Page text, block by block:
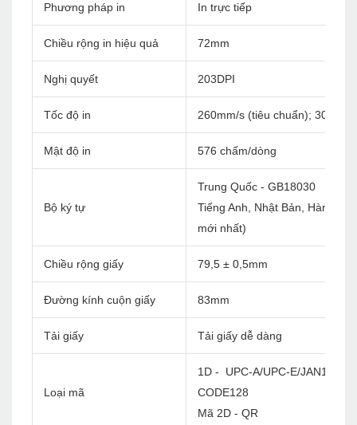
Phương pháp in In trực tiếp
Chiều rộng in hiệu quả 72mm
Nghị quyết 203DPI
Tốc độ in 260mm/s (tiêu chuẩn);
Mật độ in 576 chấm/dòng
Bộ ký tự
Trung Quốc - GB18030
Tiếng Anh, Nhật Bản, Hàn
mới nhất)
Chiều rộng giấy 79,5 ± 0,5mm
Đường kính cuộn giấy 83mm
Tải giấy Tải giấy dễ dàng
Loại mã
1D - UPC-A/UPC-E/
CODE128
Mã 2D - QR